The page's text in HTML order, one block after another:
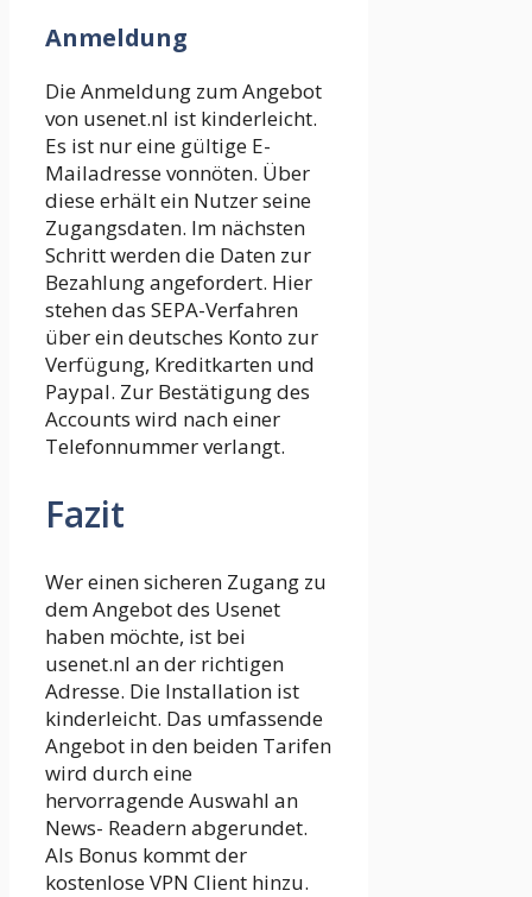
Anmeldung
Die Anmeldung zum Angebot
von usenet.nl ist kinderleicht.
Es ist nur eine gültige E-
Mailadresse vonnöten. Über
diese erhält ein Nutzer seine
Zugangsdaten. Im nächsten
Schritt werden die Daten zur
Bezahlung angefordert. Hier
stehen das SEPA-Verfahren
über ein deutsches Konto zur
Verfügung, Kreditkarten und
Paypal. Zur Bestätigung des
Accounts wird nach einer
Telefonnummer verlangt.
Fazit
Wer einen sicheren Zugang zu
dem Angebot des Usenet
haben möchte, ist bei
usenet.nl an der richtigen
Adresse. Die Installation ist
kinderleicht. Das umfassende
Angebot in den beiden Tarifen
wird durch eine
hervorragende Auswahl an
News- Readern abgerundet.
Als Bonus kommt der
kostenlose VPN Client hinzu.